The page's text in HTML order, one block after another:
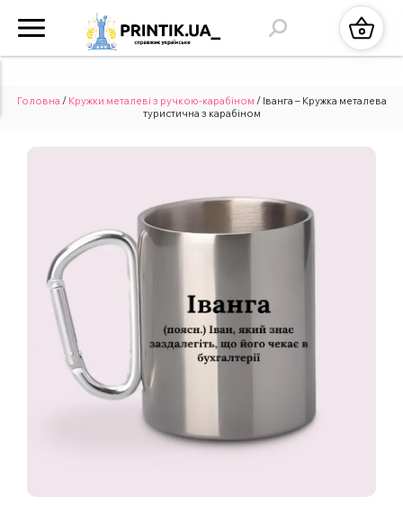
Головна / Кружки металеві з ручкою-карабіном / Іванга – Кружка металева
туристична з карабіном